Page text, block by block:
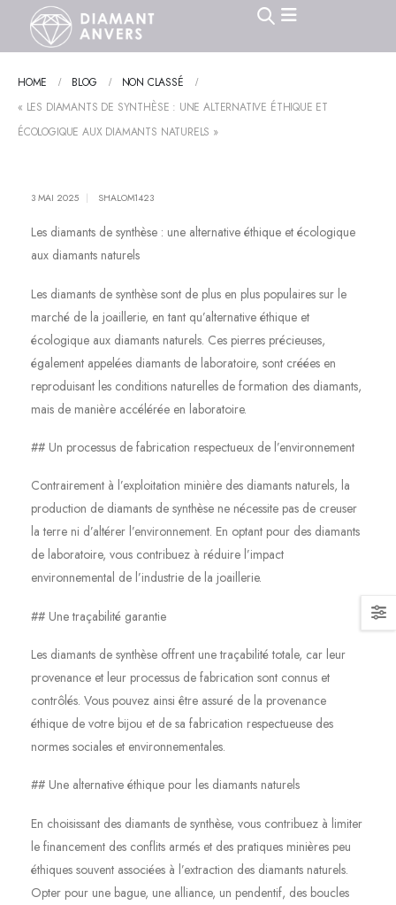
HOME BLOG
NON CLASSÉ
« LES DIAMANTS DE SYNTHÈSE : UNE ALTERNATIVE ÉTHIQUE ET
ÉCOLOGIQUE AUX DIAMANTS NATURELS »
3 MAI 2025 SHALOM1423
Les diamants de synthèse : une alternative éthique et écologique
aux diamants naturels
Les diamants de synthèse sont de plus en plus populaires sur le
marché de la joaillerie, en tant qu’alternative éthique et
écologique aux diamants naturels. Ces pierres précieuses,
également appelées diamants de laboratoire, sont créées en
reproduisant les conditions naturelles de formation des diamants,
mais de manière accélérée en laboratoire.
## Un processus de fabrication respectueux de l’environnement
Contrairement à l’exploitation minière des diamants naturels, la
production de diamants de synthèse ne nécessite pas de creuser
la terre ni d’altérer l’environnement. En optant pour des diamants
de laboratoire, vous contribuez à réduire l’impact
environnemental de l’industrie de la joaillerie.
## Une traçabilité garantie
Les diamants de synthèse offrent une traçabilité totale, car leur
provenance et leur processus de fabrication sont connus et
contrôlés. Vous pouvez ainsi être assuré de la provenance
éthique de votre bijou et de sa fabrication respectueuse des
normes sociales et environnementales.
## Une alternative éthique pour les diamants naturels
En choisissant des diamants de synthèse, vous contribuez à limiter
le financement des conflits armés et des pratiques minières peu
éthiques souvent associées à l’extraction des diamants naturels.
Opter pour une bague, une alliance, un pendentif, des boucles